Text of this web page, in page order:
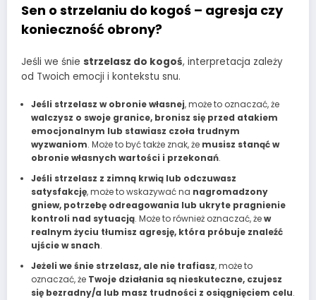
Sen o strzelaniu do kogoś – agresja czy
konieczność obrony?
Jeśli we śnie strzelasz do kogoś, interpretacja zależy
od Twoich emocji i kontekstu snu.
Jeśli strzelasz w obronie własnej, może to oznaczać, że
walczysz o swoje granice, bronisz się przed atakiem
emocjonalnym lub stawiasz czoła trudnym
wyzwaniom. Może to być także znak, że musisz stanąć w
obronie własnych wartości i przekonań.
Jeśli strzelasz z zimną krwią lub odczuwasz
satysfakcję, może to wskazywać na nagromadzony
gniew, potrzebę odreagowania lub ukryte pragnienie
kontroli nad sytuacją. Może to również oznaczać, żew
realnym życiu tłumisz agresję, która próbuje znaleźć
ujście w snach.
Jeżeli we śnie strzelasz, ale nie trafiasz, może to
oznaczać, że Twoje działania są nieskuteczne, czujesz
się bezradny/a lub masz trudności z osiągnięciem celu.